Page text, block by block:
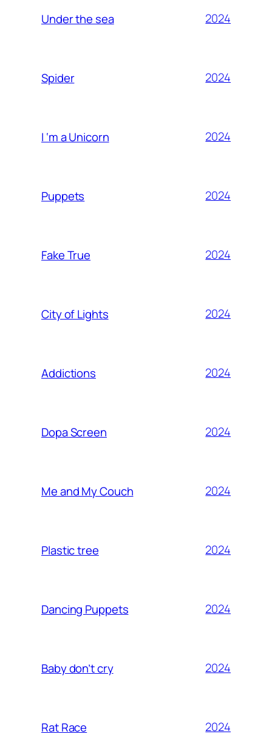
Under the sea 2024
Spider 2024
I ‘m a Unicorn 2024
Puppets 2024
Fake True 2024
City of Lights 2024
Addictions 2024
Dopa Screen 2024
Me and My Couch 2024
Plastic tree 2024
Dancing Puppets 2024
Baby don’t cry 2024
Rat Race 2024